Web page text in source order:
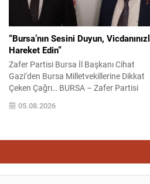
“Bursa’nın Sesini Duyun,
Hareket Edin”
Zafer Partisi Bursa İl Başkanı Cihat
Gazi’den Bursa Milletvekillerine Dikkat
Çeken Çağrı… BURSA – Zafer Partisi
Bursa İl Başkanı Cihat Gazi, Bursa’nın
kronikleşen sorunları ve kentin Türkiye
05.08.2026